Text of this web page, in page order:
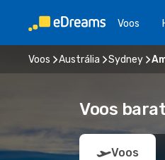
Voos
Voos Austrália Sydney
Voos
Voos